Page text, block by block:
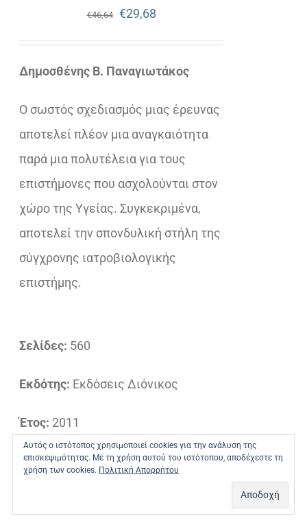
€46,64
Original
price
€29,68Η
τρέχουσα
τιμή
€29,68.
Δημοσθένης Β. Παναγιωτάκος
Ο σωστός σχεδιασμός μιας έρευνας
αποτελεί πλέον μια αναγκαιότητα
παρά μια πολυτέλεια για τους
επιστήμονες που ασχολούνται στον
χώρο της Υγείας. Συγκεκριμένα,
αποτελεί την σπονδυλική στήλη της
σύγχρονης ιατροβιολογικής
επιστήμης.
Σελίδες: 560
Εκδότης: Εκδόσεις Διόνικος
Έτος: 2011
ISBN:978-960-6619-64-9
Αυτός ο ιστότοπος χρησιμοποιεί cookies για την ανάλυση της
επισκεψιμότητας. Με τη χρήση αυτού του ιστότοπου, αποδέχεστε τη
χρήση των cookies. Πολιτική Απορρήτου